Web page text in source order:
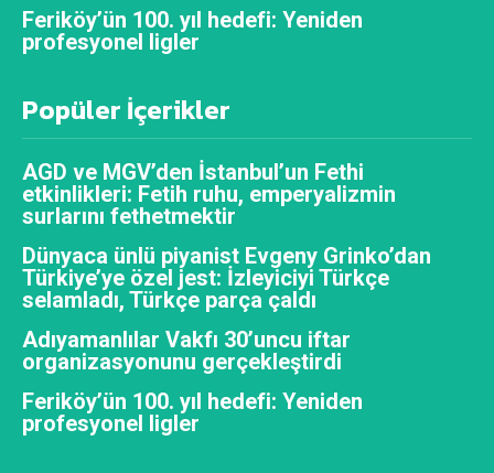
Feriköy’ün 100. yıl hedefi: Yeniden
profesyonel ligler
Popüler İçerikler
AGD ve MGV’den İstanbul’un Fethi
etkinlikleri: Fetih ruhu, emperyalizmin
surlarını fethetmektir
Dünyaca ünlü piyanist Evgeny Grinko’dan
Türkiye’ye özel jest: İzleyiciyi Türkçe
selamladı, Türkçe parça çaldı
Adıyamanlılar Vakfı 30’uncu iftar
organizasyonunu gerçekleştirdi
Feriköy’ün 100. yıl hedefi: Yeniden
profesyonel ligler